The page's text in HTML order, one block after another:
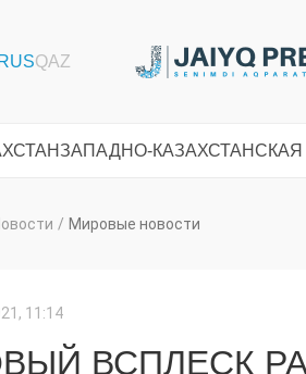
ЗАПАДНО-
/ Мировые новости
11:14
ВСПЛЕСК